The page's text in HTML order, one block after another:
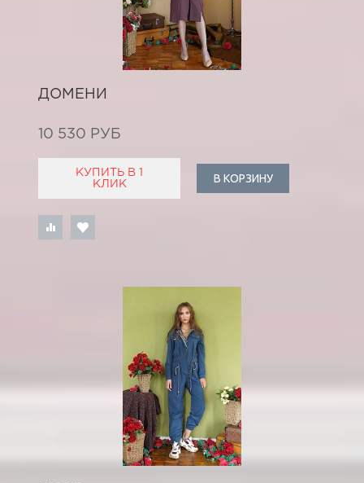
ДОМЕНИ
10 530 РУБ
КУПИТЬ В 1
КЛИК
В КОРЗИНУ